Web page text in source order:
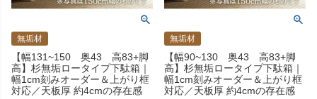
無垢材
【幅131~150 奥43 高83+脚
高】杉無垢ロータイプ下駄箱｜
幅1cm刻みオーダー＆上がり框
対応／天板厚 約4cmの存在感
無垢材
【幅90~130 奥43 高83+脚
高】杉無垢ロータイプ下駄箱｜
幅1cm刻みオーダー＆上がり框
対応／天板厚 約4cmの存在感